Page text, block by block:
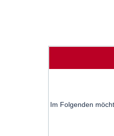
Im Folgenden